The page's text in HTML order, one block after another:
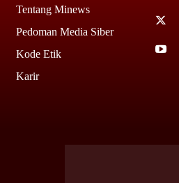
Tentang Minews
Pedoman Media Siber
Kode Etik
Karir